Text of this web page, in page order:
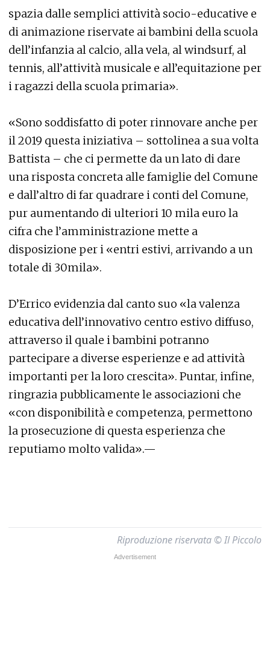
spazia dalle semplici attività socio-educative e
di animazione riservate ai bambini della scuola
dell’infanzia al calcio, alla vela, al windsurf, al
tennis, all’attività musicale e all’equitazione per
i ragazzi della scuola primaria».
«Sono soddisfatto di poter rinnovare anche per
il 2019 questa iniziativa – sottolinea a sua volta
Battista – che ci permette da un lato di dare
una risposta concreta alle famiglie del Comune
e dall’altro di far quadrare i conti del Comune,
pur aumentando di ulteriori 10 mila euro la
cifra che l’amministrazione mette a
disposizione per i «entri estivi, arrivando a un
totale di 30mila».
D’Errico evidenzia dal canto suo «la valenza
educativa dell’innovativo centro estivo diffuso,
attraverso il quale i bambini potranno
partecipare a diverse esperienze e ad attività
importanti per la loro crescita». Puntar, infine,
ringrazia pubblicamente le associazioni che
«con disponibilità e competenza, permettono
la prosecuzione di questa esperienza che
reputiamo molto valida».—
Riproduzione riservata © Il Piccolo